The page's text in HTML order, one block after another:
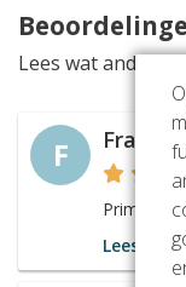
Lees wat
F Frans
Prima,
Lees meer